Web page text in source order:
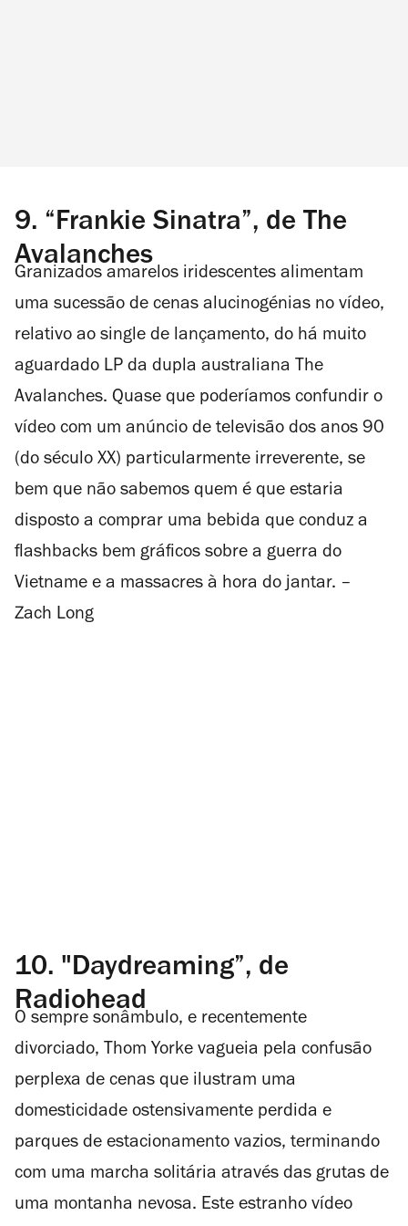
9. “Frankie Sinatra”, de The
Avalanches
Granizados amarelos iridescentes alimentam
uma sucessão de cenas alucinogénias no vídeo,
relativo ao single de lançamento, do há muito
aguardado LP da dupla australiana The
Avalanches. Quase que poderíamos confundir o
vídeo com um anúncio de televisão dos anos 90
(do século XX) particularmente irreverente, se
bem que não sabemos quem é que estaria
disposto a comprar uma bebida que conduz a
flashbacks bem gráficos sobre a guerra do
Vietname e a massacres à hora do jantar. –
Zach Long
10. "Daydreaming”, de
Radiohead
O sempre sonâmbulo, e recentemente
divorciado, Thom Yorke vagueia pela confusão
perplexa de cenas que ilustram uma
domesticidade ostensivamente perdida e
parques de estacionamento vazios, terminando
com uma marcha solitária através das grutas de
uma montanha nevosa. Este estranho vídeo